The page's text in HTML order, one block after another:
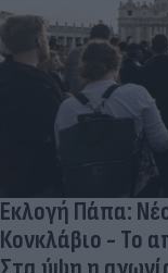
Εκλογή Πάπα:
Κονκλάβιο - Το